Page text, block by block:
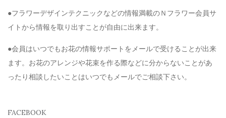
●フラワーデザインテクニックなどの情報満載のＮフラワー会員サ
イトから情報を取り出すことが自由に出来ます。
●会員はいつでもお花の情報サポートをメールで受けることが出来
ます。お花のアレンジや花束を作る際などに分からないことがあ
ったり相談したいことはいつでもメールでご相談下さい。
FACEBOOK